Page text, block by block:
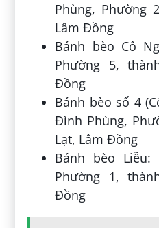
Phùng, Phường
Lâm Đồng
Bánh bèo Cô
Phường 5,
Đồng
Bánh bèo số 4
Đình Phùng,
Lạt, Lâm Đồng
Bánh bèo
Phường 1,
Đồng